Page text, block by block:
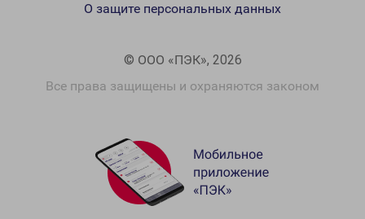
© ООО «ПЭК», 2026
Все права защищены и охраняются законом
О защите персональных данных